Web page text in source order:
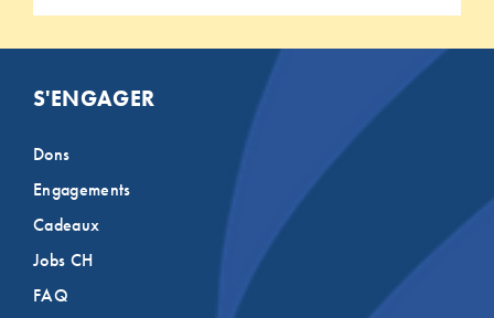
S'ENGAGER
Dons
Engagements
Cadeaux
Jobs CH
FAQ